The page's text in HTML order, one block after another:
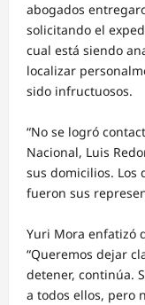
abogados
solicitando el
cual está siendo
localizar
sido infructuosos.
“No se logró
Nacional, Luis
sus domicilios. Los
fueron sus
Yuri Mora enfatizó
“Queremos dejar
detener, continúa.
a todos ellos, pero